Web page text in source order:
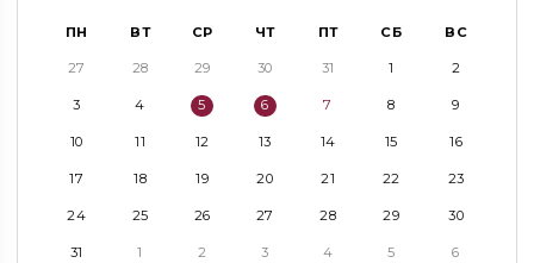
ПН ВТ СР ЧТ ПТ СБ ВС
27 28 29 30 31 1 2
3 4 5 6 7 8 9
10 11 12 13 14 15 16
17 18 19 20 21 22 23
24 25 26 27 28 29 30
31 1 2 3 4 5 6